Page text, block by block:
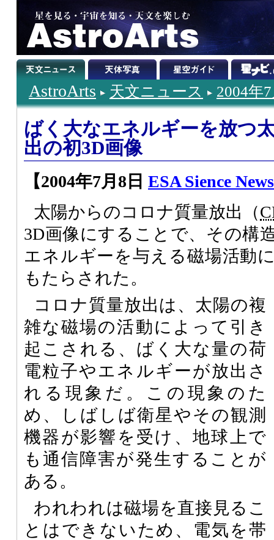
AstroArts 天文ニュース 2004年
ばく大なエネルギーを放つ
出の初3D画像
【2004年7月8日 ESA Sience
太陽からのコロナ質量放出（
3D画像にすることで、その構
エネルギーを与える磁場活動
もたらされた。
コロナ質量放出は、太陽の複
雑な磁場の活動によって引き
起こされる、ばく大な量の荷
電粒子やエネルギーが放出さ
れる現象だ。この現象のた
め、しばしば衛星やその観測
機器が影響を受け、地球上で
も通信障害が発生することが
ある。
われわれは磁場を直接見るこ
とはできないため、電気を帯